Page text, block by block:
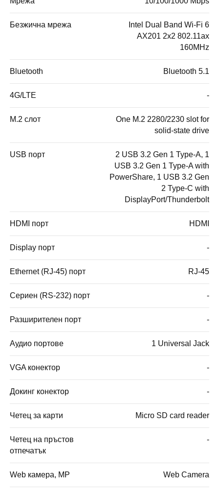
Безжична мрежа
Intel Dual Band Wi-Fi 6
AX201 2x2 802.11ax
160MHz
Bluetooth Bluetooth 5.1
4G/LTE -
M.2 слот
One M.2 2280/2230 slot for
solid-state drive
USB порт
2 USB 3.2 Gen 1 Type-A, 1
USB 3.2 Gen 1 Type-A with
PowerShare, 1 USB 3.2 Gen
2 Type-C with
DisplayPort/Thunderbolt
HDMI порт HDMI
Display порт -
Ethernet (RJ-45) порт RJ-45
Сериен (RS-232) порт -
Разширителен порт -
Аудио портове 1 Universal Jack
VGA конектор -
Докинг конектор -
Четец за карти Micro SD card reader
Четец на пръстов
отпечатък
-
Web камера, MP Web Camera